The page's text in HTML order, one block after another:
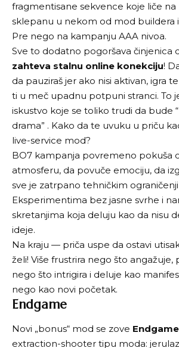
fragmentisane sekvence koje liče na
sklepanu u nekom od mod buildera
Pre nego na kampanju AAA nivoa.
Sve to dodatno pogoršava činjenica
zahteva stalnu online konekciju!
da pauziraš jer ako nisi aktivan, igra
ti u meč upadnu potpuni stranci. To
iskustvo koje se toliko trudi da bude
drama” . Kako da te uvuku u priču
live-service mod?
BO7 kampanja povremeno pokuša
atmosferu, da povuče emociju, da
sve je zatrpano tehničkim
Eksperimentima bez jasne svrhe i
skretanjima koja deluju kao da nisu
ideje.
Na kraju — priča uspe da ostavi
želi! Više frustrira nego što angažuje,
nego što intrigira i deluje kao
nego kao novi početak.
Endgame
Novi „bonus“ mod se zove Endgame
extraction-shooter tipu moda: